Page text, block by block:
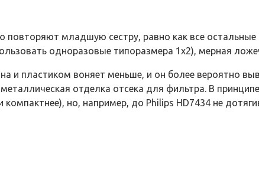
младшую сестру, равно как все
одноразовые типоразмера 1х2), мерная
и пластиком воняет меньше, и он более вероятно
отделка отсека для фильтра. В
но, например, до Philips HD7434 не